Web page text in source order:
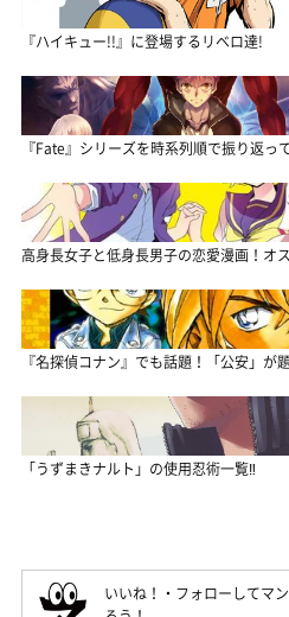
『ハイキュー!!』に登場するリベロ達!
『Fate』シリーズを時系列順で振り返っ
高身長女子と低身長男子の恋愛漫画！オ
『名探偵コナン』でも話題！「公安」が
「うずまきナルト」の使用忍術一覧‼
いいね！・フォローしてマ